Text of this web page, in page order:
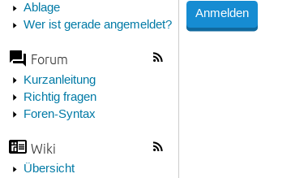
Ablage
Wer ist gerade angemeldet?
Forum
Kurzanleitung
Richtig fragen
Foren-Syntax
Wiki
Übersicht